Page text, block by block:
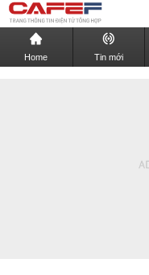
Home Tin mới